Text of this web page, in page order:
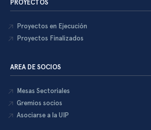
PROYECTOS
Proyectos en Ejecución
Proyectos Finalizados
AREA DE SOCIOS
Mesas Sectoriales
Gremios socios
Asociarse a la UIP